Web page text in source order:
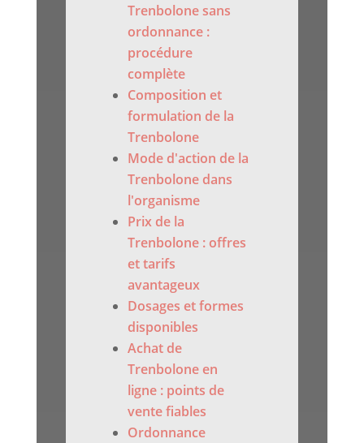
Trenbolone sans
ordonnance :
procédure
complète
Composition et
formulation de la
Trenbolone
Mode d'action de la
Trenbolone dans
l'organisme
Prix de la
Trenbolone : offres
et tarifs
avantageux
Dosages et formes
disponibles
Achat de
Trenbolone en
ligne : points de
vente fiables
Ordonnance